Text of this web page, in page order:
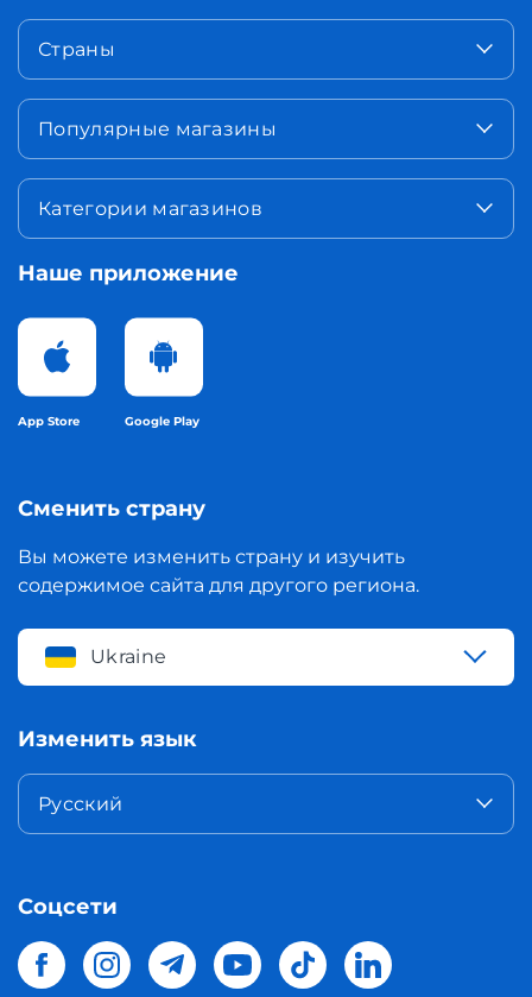
Страны
Популярные магазины
Категории магазинов
Наше приложение
App Store Google Play
Сменить страну
Вы можете изменить страну и изучить
содержимое сайта для другого региона.
Ukraine
Изменить язык
Русский
Соцсети